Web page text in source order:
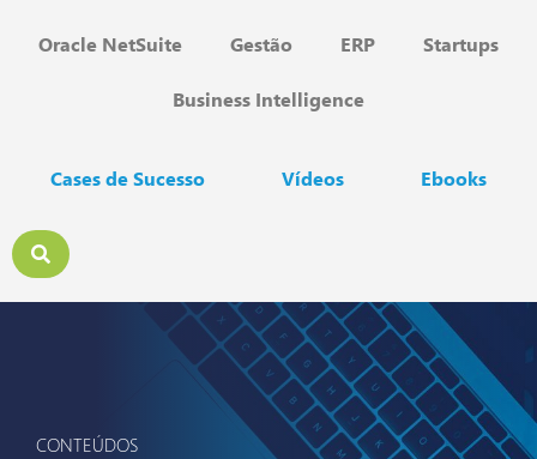
Oracle NetSuite Gestão ERP Startups
Business Intelligence
Cases de Sucesso Vídeos Ebooks
CONTEÚDOS